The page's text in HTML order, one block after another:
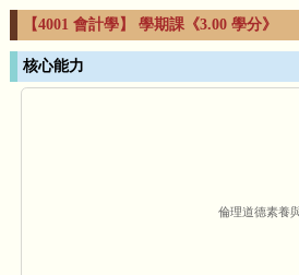
【4001 會計學】 學期課《3.00 學分》
核心能力
倫理道德素養